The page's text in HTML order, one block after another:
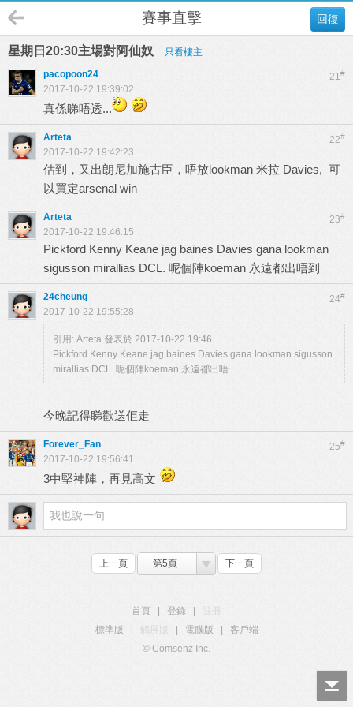
回復
賽事直擊
星期日20:30主場對阿仙奴 只看樓主
21#
pacopoon24
2017-10-22 19:39:02
真係睇唔透...
22#
Arteta
2017-10-22 19:42:23
估到，又出朗尼加施古臣，唔放lookman 米拉 Davies, 可
以買定arsenal win
23#
Arteta
2017-10-22 19:46:15
Pickford Kenny Keane jag baines Davies gana lookman
sigusson mirallias DCL. 呢個陣koeman 永遠都出唔到
24#
24cheung
2017-10-22 19:55:28
引用: Arteta 發表於 2017-10-22 19:46
Pickford Kenny Keane jag baines Davies gana lookman sigusson
mirallias DCL. 呢個陣koeman 永遠都出唔 ...
今晚記得睇歡送佢走
25#
Forever_Fan
2017-10-22 19:56:41
3中堅神陣，再見高文
上一頁 第5頁 下一頁
首頁 登錄
標準版
觸屏版 電腦版
客戶端
© Comsenz Inc.